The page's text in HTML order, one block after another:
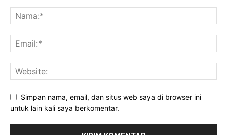
Simpan nama, email, dan situs web saya di browser ini
untuk lain kali saya berkomentar.